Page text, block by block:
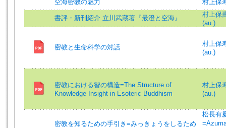
空海密教の魅力
村上保
書評・新刊紹介 立川武蔵著『最澄と空海』
村上保
(au.)
密教と生命科学の対話
村上保
(au.)
密教における智の構造=The Structure of
Knowledge Insight in Esoteric Buddhism
村上保
(au.)
密教を知るための手引き=みっきょうをしるため
松長有